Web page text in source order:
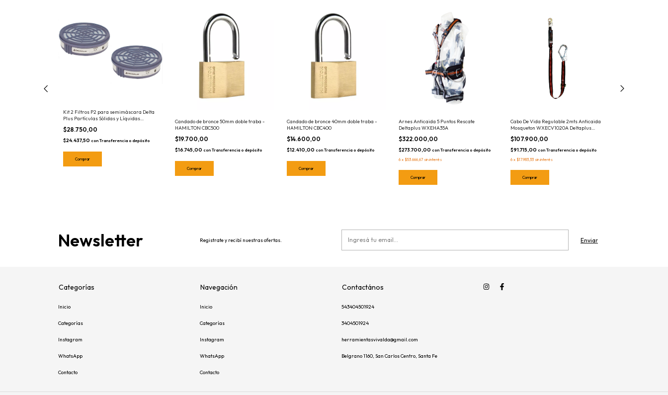
Kit 2 Filtros P2 para semimáscara Delta
Plus Partículas Sólidas y Líquidas
toxicidad media Deltaplus DEL20006
$28.750,00
$24.437,50 con Transferencia o depósito
Candado de bronce 50mm doble traba -
HAMILTON CBC500
$19.700,00
$16.745,00 con Transferencia o depósito
Candado de bronce 40mm doble traba -
HAMILTON CBC400
$14.600,00
$12.410,00 con Transferencia o depósito
Arnes Anticaida 5 Puntos Rescate
Deltaplus WXEHA35A
$322.000,00
$273.700,00 con Transferencia o depósito
6 x $53.666,67 sin interés
Cabo De Vida Regulable 2mts Anticaida
Mosqueton WXECV1020A Deltaplus
$107.900,00
$91.715,00 con Transferencia o depósito
6 x $17.983,33 sin interés
Newsletter Registrate y recibí nuestras ofertas.
Categorías
Inicio
Categorías
Instagram
WhatsApp
Contacto
Navegación
Inicio
Categorías
Instagram
WhatsApp
Contacto
Contactános
543404501924
3404501924
herramientasvivalda@gmail.com
Belgrano 1160, San Carlos Centro, Santa Fe